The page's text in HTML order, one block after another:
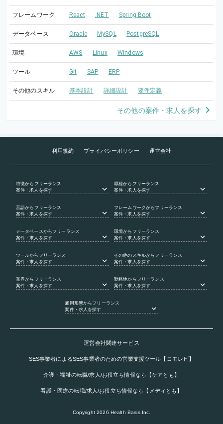
フレームワーク React .NET Spring Boot
データベース Oracle MySQL PostgreSQL
環境 AWS Linux Windows
ツール Git SAP ERP
その他のスキル 基本設計 詳細設計 要件定義
その他の案件・求人を探す
利用規約 プライバシーポリシー 運営会社
特徴からフリーランス
案件・求人を探す
職種からフリーランス
案件・求人を探す
言語からフリーランス
案件・求人を探す
フレームワークからフリーランス
案件・求人を探す
データベース からフリーランス
案件・求人を探す
環境からフリーランス
案件・求人を探す
ツールからフリーランス
案件・求人を探す
その他のスキルからフリーランス
案件・求人を探す
業界からフリーランス
案件・求人を探す
勤務地からフリーランス
案件・求人を探す
雇用形態からフリーランス
案件・求人を探す
運営会社関連サービス
SES事業者によるSES事業者のための営業支援ツール【コモレビ】
介護・福祉の転職/求人/お役立ち情報なら【ケアとも】
看護・医療の転職/求人/お役立ち情報なら【メディとも】
Copyright2026 Health Basis,Inc.